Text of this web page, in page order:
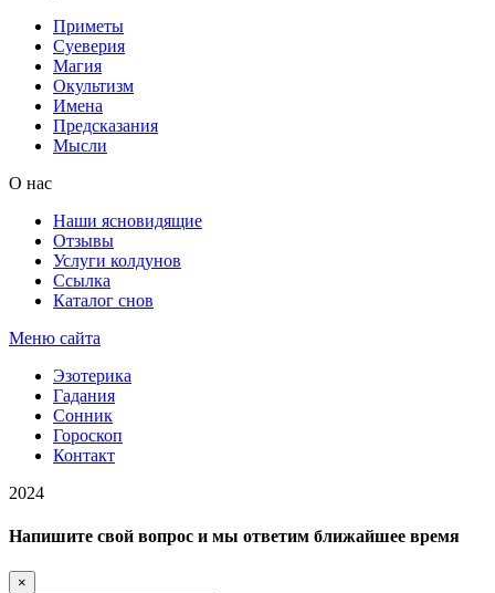
Приметы
Суеверия
Магия
Окультизм
Имена
Предсказания
Мысли
О нас
Наши ясновидящие
Отзывы
Услуги колдунов
Ссылка
Каталог снов
Меню сайта
Эзотерика
Гадания
Сонник
Гороскоп
Контакт
2024
Напишите свой вопрос и мы ответим ближайшее время
×